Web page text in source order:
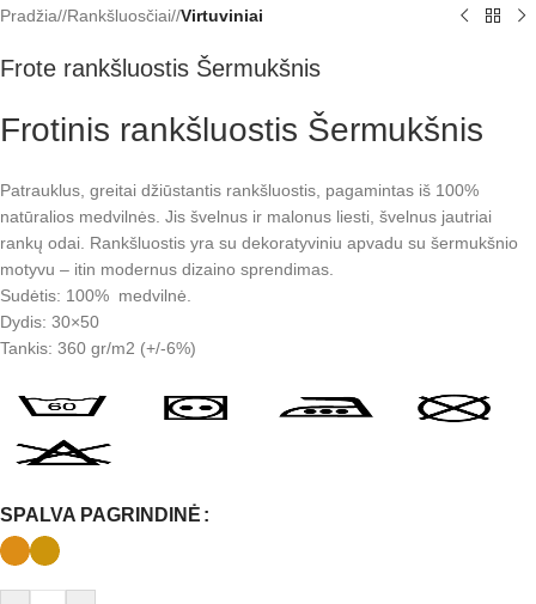
Pradžia/ Rankšluosčiai/ Virtuviniai
Frote rankšluostis Šermukšnis
Frotinis rankšluostis Šermukšnis
Patrauklus, greitai džiūstantis rankšluostis, pagamintas iš 100%
natūralios medvilnės. Jis švelnus ir malonus liesti, švelnus jautriai
rankų odai. Rankšluostis yra su dekoratyviniu apvadu su šermukšnio
motyvu – itin modernus dizaino sprendimas.
Sudėtis: 100% medvilnė.
Dydis: 30×50
Tankis: 360 gr/m2 (+/-6%)
SPALVA PAGRINDINĖ